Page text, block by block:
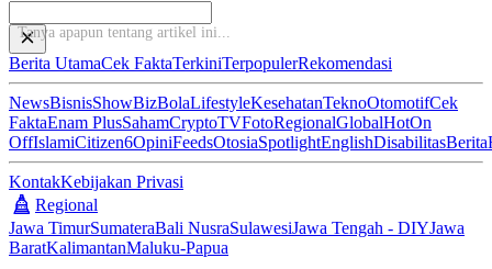
Tanya apapun tentang artikel ini...
Berita UtamaCek FaktaTerkiniTerpopulerRekomendasi
NewsBisnisShowBizBolaLifestyleKesehatanTeknoOtomotifCek
FaktaEnam PlusSahamCryptoTVFotoRegionalGlobalHotOn
OffIslamiCitizen6OpiniFeedsOtosiaSpotlightEnglishDisabilitasBerita
KontakKebijakan Privasi
Regional
Jawa TimurSumateraBali NusraSulawesiJawa Tengah - DIYJawa
BaratKalimantanMaluku-Papua